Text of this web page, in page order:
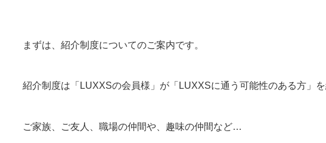
まずは、紹介制度についてのご案内です。
紹介制度は「LUXXSの会員様」が「LUXXSに通う可能性のある方」
ご家族、ご友人、職場の仲間や、趣味の仲間など…